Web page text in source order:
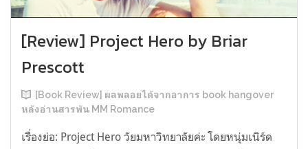
[Review] Project Hero by Briar
Prescott
[Book Review] ผลพลอยได้จากอาการ book hangover
หลังอ่านสารพัน MM Romance
เรื่องย่อ: Project Hero วัยมหาวิทยาลัยค่ะ โดยหนุ่มเนิร์ด